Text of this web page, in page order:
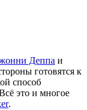
Деппа и
готовятся к
способ
это и многое
.